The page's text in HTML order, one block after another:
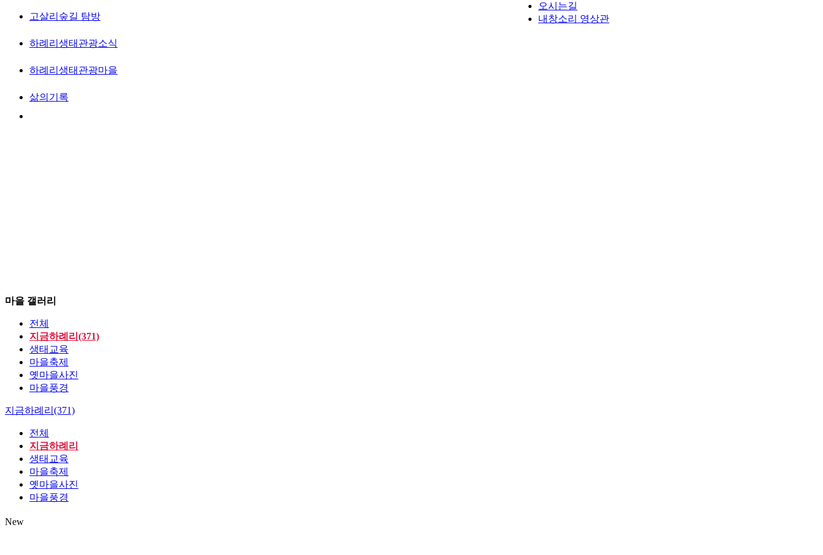
고살리숲길 탐방
하례리생태관광소식
하례리생태관광마을
삶의기록
오시는길
내창소리 영상관
마을 갤러리
전체
지금하례리(371)
생태교육
마을축제
옛마을사진
마을풍경
지금하례리(371)
전체
지금하례리
생태교육
마을축제
옛마을사진
마을풍경
New